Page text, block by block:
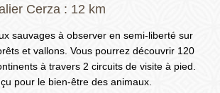
Cerza : 12 km
sauvages à observer en semi-liberté sur
et vallons. Vous pourrez découvrir 120
à travers 2 circuits de visite à pied.
pour le bien-être des animaux.